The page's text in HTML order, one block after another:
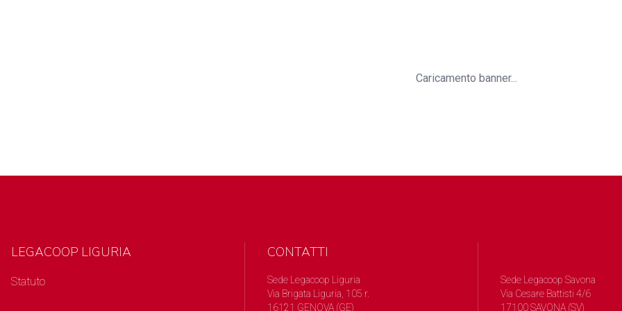
Caricamento banner...
LEGACOOP LIGURIA
Statuto
CONTATTI
Sede Legacoop Liguria
Via Brigata Liguria, 105 r.
16121 GENOVA (GE)
Sede Legacoop Savona
Via Cesare Battisti 4/6
17100 SAVONA (SV)